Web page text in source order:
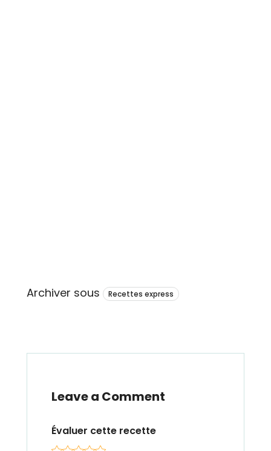
Archiver sous Recettes express
Leave a Comment
Évaluer cette recette